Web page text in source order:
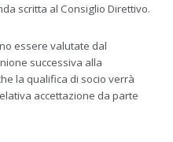
scritta al Consiglio Direttivo.
essere valutate dal
successiva alla
la qualifica di socio verrà
accettazione da parte